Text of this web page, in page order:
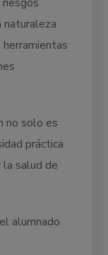
naturaleza
no solo es
práctica
la salud de
alumnado